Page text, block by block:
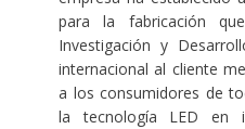
para la fabricación
Investigación y
internacional al cliente
a los consumidores de
la tecnología LED en